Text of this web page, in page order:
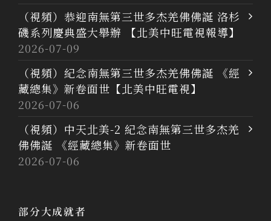
（視頻）恭迎南無第三世多杰羌佛佛誕 洛杉
磯系列慶典盛大舉辦 【北美中旺電視報導】
2026-07-09
（視頻）紀念南無第三世多杰羌佛佛誕 《經
藏總集》新卷面世【北美中旺電視】
2026-07-06
（視頻）中天北美-2 紀念南無第三世多杰羌
佛佛誕 《經藏總集》新卷面世
2026-07-06
部分大成就者